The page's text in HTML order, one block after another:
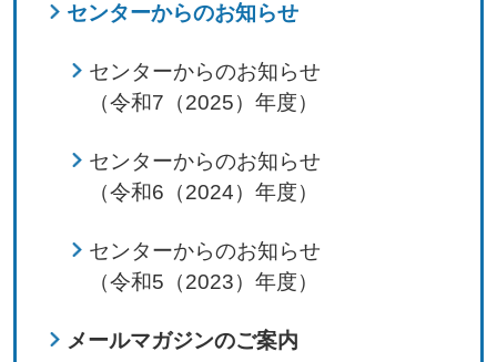
センターからのお知らせ
センターからのお知らせ
（令和7（2025）年度）
センターからのお知らせ
（令和6（2024）年度）
センターからのお知らせ
（令和5（2023）年度）
メールマガジンのご案内